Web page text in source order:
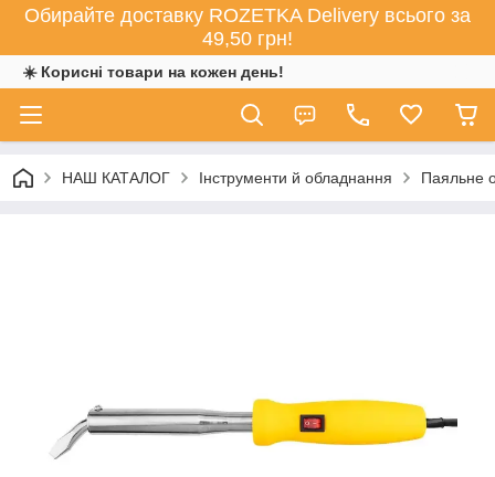
Обирайте доставку ROZETKA Delivery всього за
49,50 грн!
☀️ Корисні товари на кожен день!
НАШ КАТАЛОГ Інструменти й обладнання Паяльне